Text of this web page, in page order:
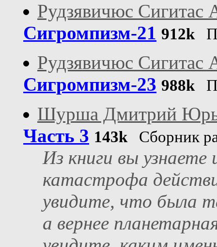
Рудзявичюс Сигитас
Сигромпизм-21 912k
Рудзявичюс Сигитас
Сигромпизм-23 988k
Шурша Дмитрий
Часть 3 143kСборник
Из книги вы
катастрофа
увидите, что была
а вернее